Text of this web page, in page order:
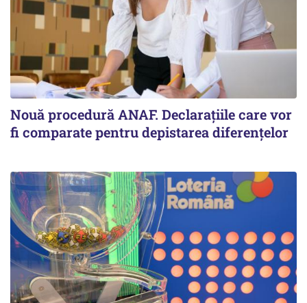
Nouă procedură ANAF. Declarațiile care vor
fi comparate pentru depistarea diferențelor